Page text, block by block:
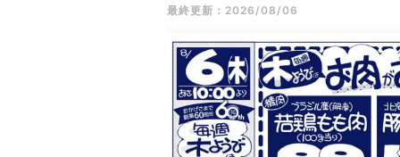
最終更新：2026/08/06